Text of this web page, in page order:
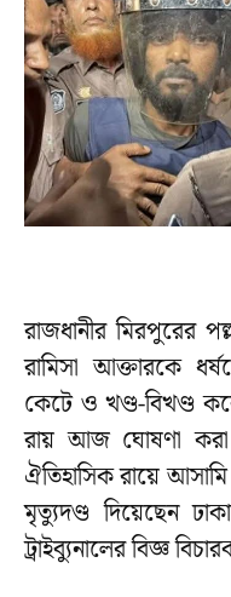
রাজধানীর মিরপুরের
রামিসা আক্তারকে
কেটে ও খণ্ড-বিখণ্ড
রায় আজ ঘোষণা
ঐতিহাসিক রায়ে
মৃত্যুদণ্ড দিয়েছেন
ট্রাইব্যুনালের বিজ্ঞ